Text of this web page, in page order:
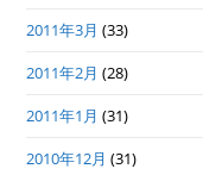
2011年3月 (33)
2011年2月 (28)
2011年1月 (31)
2010年12月 (31)